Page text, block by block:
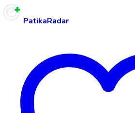
PatikaRadar